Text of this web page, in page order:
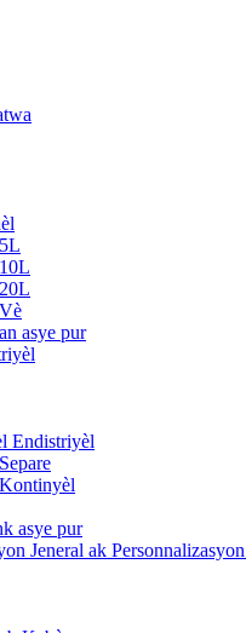
asye pur
Endistriyèl
asye pur
Jeneral ak